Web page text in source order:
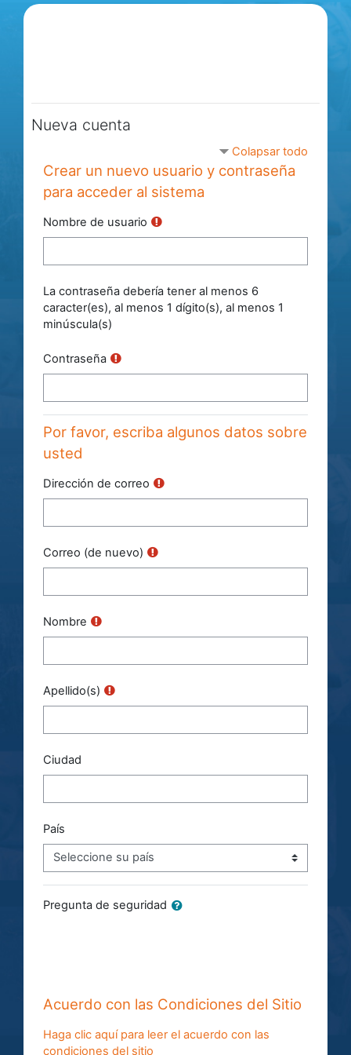
Salta al contenido principal
Nueva cuenta
Colapsar todo
Crear un nuevo usuario y contraseña
para acceder al sistema
Nombre de usuario
La contraseña debería tener al menos 6
caracter(es), al menos 1 dígito(s), al menos 1
minúscula(s)
Contraseña
Por favor, escriba algunos datos sobre
usted
Dirección de correo
Correo (de nuevo)
Nombre
Apellido(s)
Ciudad
País
Pregunta de seguridad
Acuerdo con las Condiciones del Sitio
Haga clic aquí para leer el acuerdo con las
condiciones del sitio